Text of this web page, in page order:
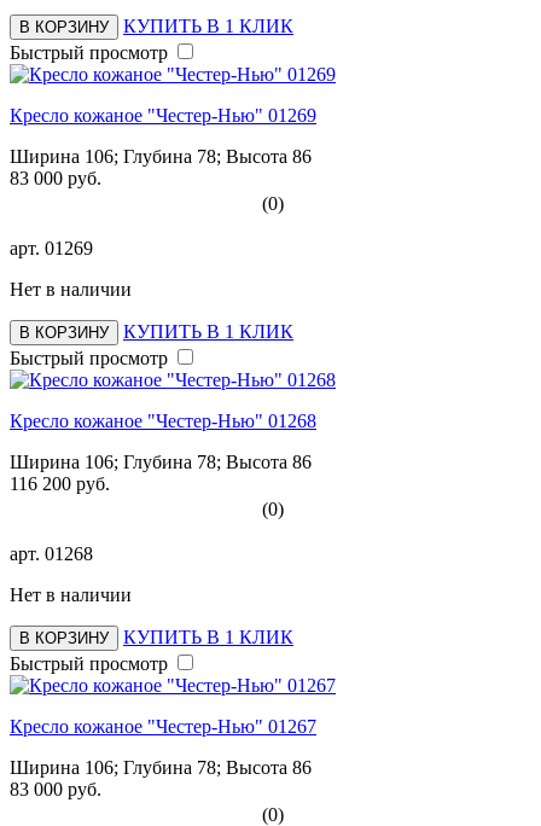
В КОРЗИНУ
КУПИТЬ В 1 КЛИК
Быстрый просмотр
Кресло кожаное "Честер-Нью" 01269
Ширина 106; Глубина 78; Высота 86
83 000 руб.
(0)
арт. 01269
Нет в наличии
В КОРЗИНУ
КУПИТЬ В 1 КЛИК
Быстрый просмотр
Кресло кожаное "Честер-Нью" 01268
Ширина 106; Глубина 78; Высота 86
116 200 руб.
(0)
арт. 01268
Нет в наличии
В КОРЗИНУ
КУПИТЬ В 1 КЛИК
Быстрый просмотр
Кресло кожаное "Честер-Нью" 01267
Ширина 106; Глубина 78; Высота 86
83 000 руб.
(0)